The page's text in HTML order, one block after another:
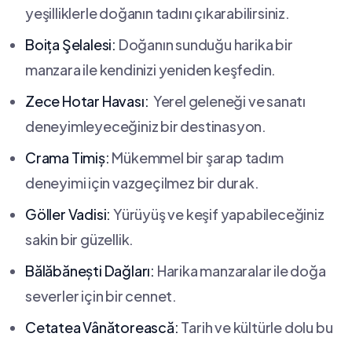
yeşilliklerle doğanın tadını çıkarabilirsiniz.
Boița Şelalesi: Doğanın sunduğu harika bir
manzara ile ‍kendinizi yeniden keşfedin.
Zece Hotar Havası: ⁣ Yerel geleneği ve sanatı
deneyimleyeceğiniz bir destinasyon.
Crama Timiș: Mükemmel bir şarap tadım
deneyimi⁤ için vazgeçilmez bir durak.
Göller Vadisi: Yürüyüş ve keşif yapabileceğiniz
sakin ‍bir güzellik.
Bălăbănești Dağları: ‌Harika manzaralar ile doğa
severler için bir cennet.
Cetatea ⁤Vânătorească: Tarih ve kültürle dolu bu